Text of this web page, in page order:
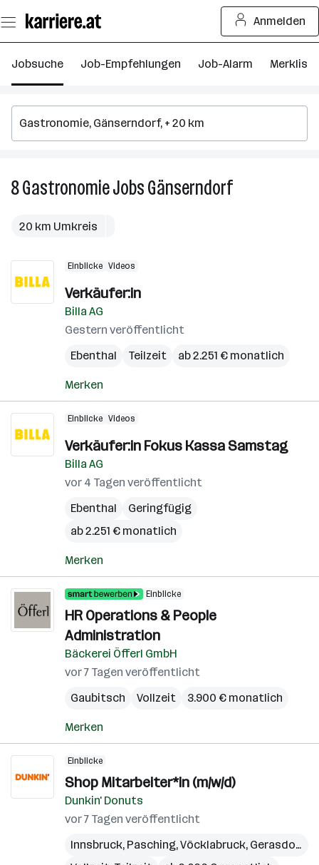
Seiteninhalt
springen
Anmelden
Jobsuche Job-Empfehlungen Job-Alarm Merkliste
8GastronomieJobsGänserndorf8
20 km Umkreis
Einblicke Videos
Verkäufer:in
Billa AG
Gestern veröffentlicht
Ebenthal
Teilzeit ab 2.251 € monatlich
Merken
Einblicke Videos
Verkäufer:in Fokus Kassa Samstag
Billa AG
vor 4 Tagen veröffentlicht
Ebenthal
Geringfügig
ab 2.251 € monatlich
Merken
Einblicke
HR Operations & People
Administration
Bäckerei Öfferl GmbH
vor 7 Tagen veröffentlicht
Gaubitsch
Vollzeit 3.900 € monatlich
Merken
Einblicke
Shop Mitarbeiter*in (m/w/d)
Dunkin' Donuts
vor 7 Tagen veröffentlicht
Innsbruck, Pasching,Vöcklabruck, Gerasdorf bei Wien